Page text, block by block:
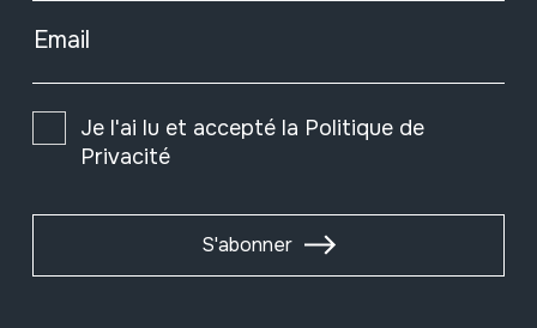
Email
Je l'ai lu et accepté la Politique de
Privacité
S'abonner